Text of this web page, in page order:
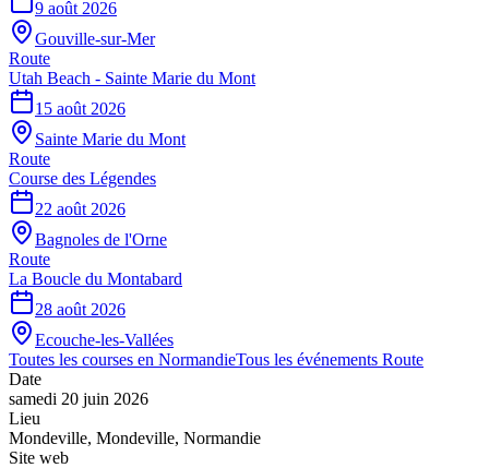
9 août 2026
Gouville-sur-Mer
Route
Utah Beach - Sainte Marie du Mont
15 août 2026
Sainte Marie du Mont
Route
Course des Légendes
22 août 2026
Bagnoles de l'Orne
Route
La Boucle du Montabard
28 août 2026
Ecouche-les-Vallées
Toutes les courses en NormandieTous les événements Route
Date
samedi 20 juin 2026
Lieu
Mondeville, Mondeville, Normandie
Site web